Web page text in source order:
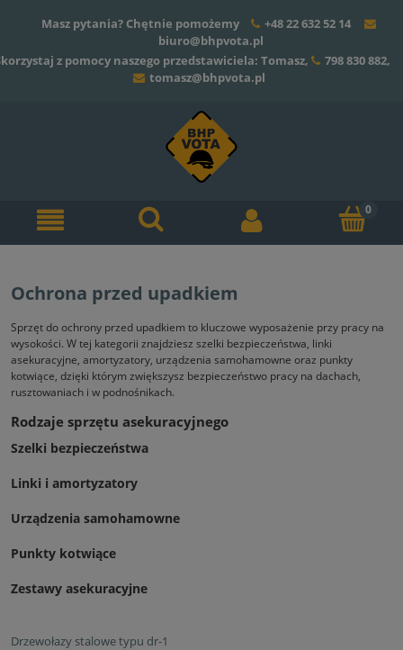
Masz pytania? Chętnie pomożemy
+48 22 632 52 14
biuro@bhpvota.pl
z pomocy naszego przedstawiciela: Tomasz,
798 830 882,
tomasz@bhpvota.pl
Ochrona przed upadkiem
Sprzęt do ochrony przed upadkiem to kluczowe wyposażenie przy pracy na
wysokości. W tej kategorii znajdziesz szelki bezpieczeństwa, linki
asekuracyjne, amortyzatory, urządzenia samohamowne oraz punkty
kotwiące, dzięki którym zwiększysz bezpieczeństwo pracy na dachach,
rusztowaniach i w podnośnikach.
Rodzaje sprzętu asekuracyjnego
Szelki bezpieczeństwa
Linki i amortyzatory
Urządzenia samohamowne
Punkty kotwiące
Zestawy asekuracyjne
Drzewołazy stalowe typu dr-1